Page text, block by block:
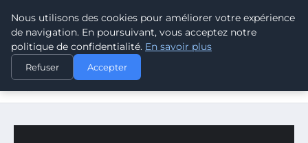
CLIMATE GUARDIAN
ACCUEIL
INNOVATION ET TECHNOLOGIES VERTES
COMMENT HUAWEI FAÇONNE L’INNOVATION ÉCOLOGIQUE
Nous utilisons des cookies pour améliorer votre expérience
de navigation. En poursuivant, vous acceptez notre
politique de confidentialité. En savoir plus
Refuser Accepter